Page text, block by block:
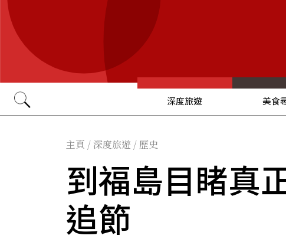
深度旅遊 美食
主頁 / 深度旅遊 / 歷史
到福島目睹真
追節